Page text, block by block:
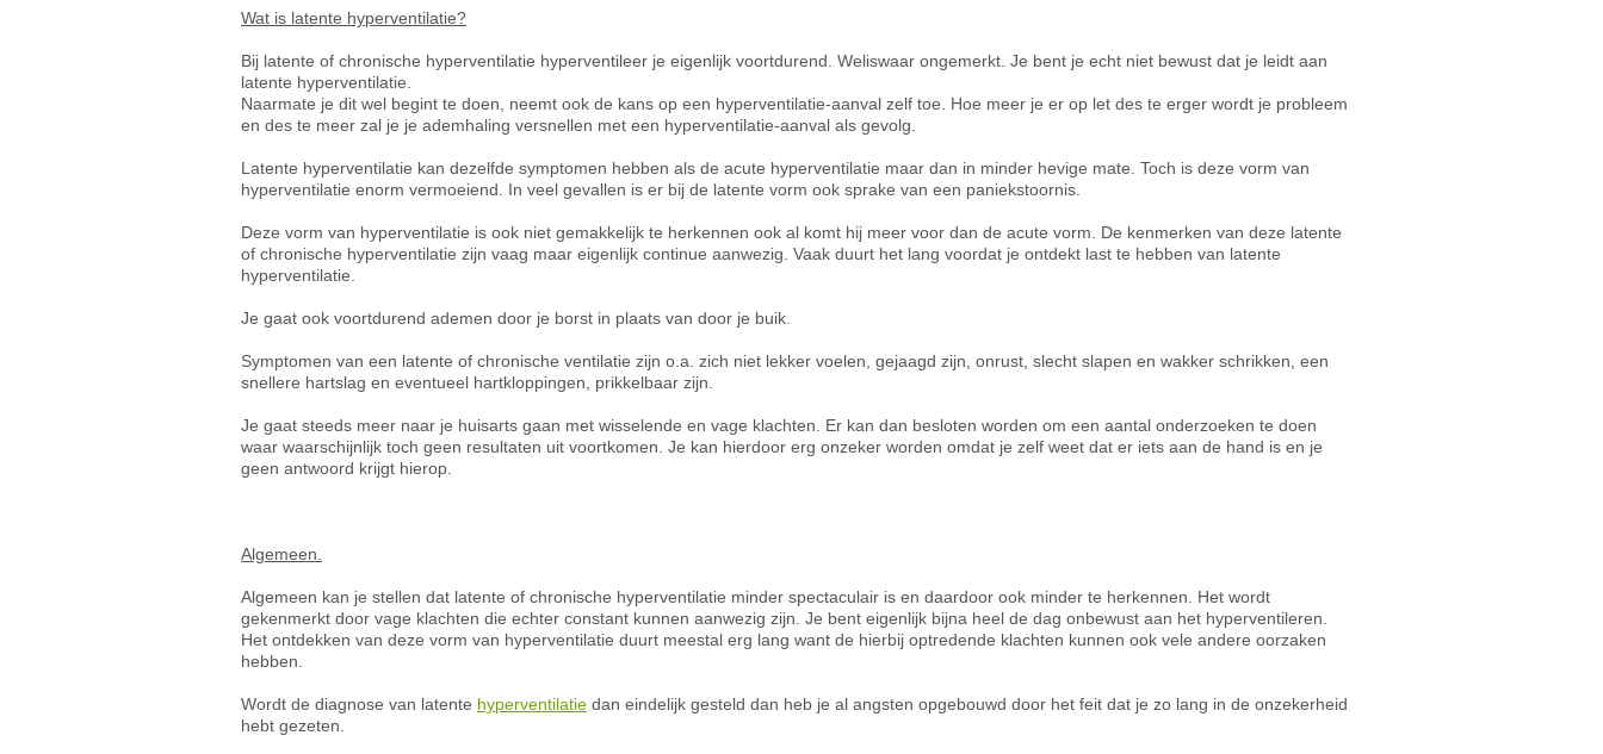
Wat is latente hyperventilatie?
Bij latente of chronische hyperventilatie hyperventileer je eigenlijk voortdurend. Weliswaar ongemerkt. Je bent je echt niet bewust dat je leidt aan
latente hyperventilatie.
Naarmate je dit wel begint te doen, neemt ook de kans op een hyperventilatie-aanval zelf toe. Hoe meer je er op let des te erger wordt je probleem
en des te meer zal je je ademhaling versnellen met een hyperventilatie-aanval als gevolg.
Latente hyperventilatie kan dezelfde symptomen hebben als de acute hyperventilatie maar dan in minder hevige mate. Toch is deze vorm van
hyperventilatie enorm vermoeiend. In veel gevallen is er bij de latente vorm ook sprake van een paniekstoornis.
Deze vorm van hyperventilatie is ook niet gemakkelijk te herkennen ook al komt hij meer voor dan de acute vorm. De kenmerken van deze latente
of chronische hyperventilatie zijn vaag maar eigenlijk continue aanwezig. Vaak duurt het lang voordat je ontdekt last te hebben van latente
hyperventilatie.
Je gaat ook voortdurend ademen door je borst in plaats van door je buik.
Symptomen van een latente of chronische ventilatie zijn o.a. zich niet lekker voelen, gejaagd zijn, onrust, slecht slapen en wakker schrikken, een
snellere hartslag en eventueel hartkloppingen, prikkelbaar zijn.
Je gaat steeds meer naar je huisarts gaan met wisselende en vage klachten. Er kan dan besloten worden om een aantal onderzoeken te doen
waar waarschijnlijk toch geen resultaten uit voortkomen. Je kan hierdoor erg onzeker worden omdat je zelf weet dat er iets aan de hand is en je
geen antwoord krijgt hierop.
Algemeen.
Algemeen kan je stellen dat latente of chronische hyperventilatie minder spectaculair is en daardoor ook minder te herkennen. Het wordt
gekenmerkt door vage klachten die echter constant kunnen aanwezig zijn. Je bent eigenlijk bijna heel de dag onbewust aan het hyperventileren.
Het ontdekken van deze vorm van hyperventilatie duurt meestal erg lang want de hierbij optredende klachten kunnen ook vele andere oorzaken
hebben.
Wordt de diagnose van latente hyperventilatie dan eindelijk gesteld dan heb je al angsten opgebouwd door het feit dat je zo lang in de onzekerheid
hebt gezeten.